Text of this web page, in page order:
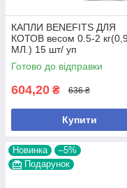
КАПЛИ BENEFITS ДЛЯ
КОТОВ весом 0.5-2 кг(0,9
МЛ.) 15 шт/ уп
Готово до відправки
604,20 ₴ 636 ₴
Купити
Новинка
–5%
Подарунок